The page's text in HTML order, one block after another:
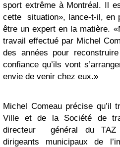
sport extrême à Montréal. Il
cette situation», lance-t-il, en
être un expert en la matière.
travail effectué par Michel
des années pour
confiance qu’ils vont
envie de venir chez eux.»
Michel Comeau précise qu’il
Ville et de la Société de
directeur général du TAZ
dirigeants municipaux de